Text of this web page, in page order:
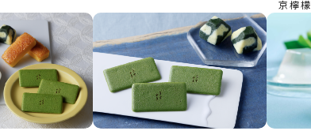
京檸檬